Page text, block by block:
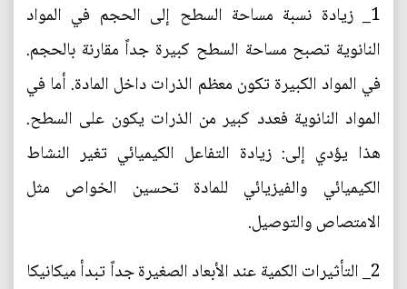
1_ زيادة نسبة مساحة السطح إلى الحجم في المواد
النانوية تصبح مساحة السطح كبيرة جداً مقارنة بالحجم.
في المواد الكبيرة تكون معظم الذرات داخل المادة. أما في
المواد النانوية فعدد كبير من الذرات يكون على السطح.
هذا يؤدي إلى: زيادة التفاعل الكيميائي تغير النشاط
الكيميائي والفيزيائي للمادة تحسين الخواص مثل
الامتصاص والتوصيل.
2_ التأثيرات الكمية عند الأبعاد الصغيرة جداً تبدأ ميكانيكا